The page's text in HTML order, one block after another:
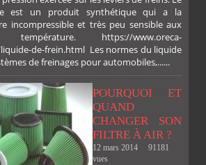
est un produit synthétique qui a la
incompressible et très peu sensible aux
https://www.oreca-
de-frein.html Les normes du liquide
de freinages pour automobiles,......
POURQUOI ET
QUAND
CHANGER SON
FILTRE À AIR ?
12 mars 2014
91181
vues